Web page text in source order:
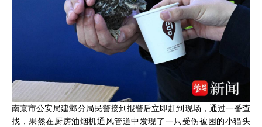
南京市公安局建邺分局民警接到报警后立即赶到现场，通过一番查
找，果然在厨房油烟机通风管道中发现了一只受伤被困的小猫头